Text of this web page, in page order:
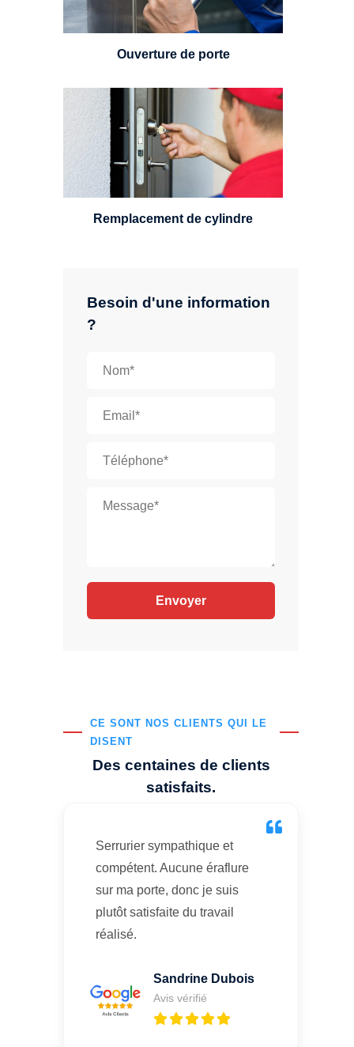
Besoin d'une information
?
CE SONT NOS CLIENTS QUI LE
DISENT
Des centaines de clients
satisfaits.
Serrurier sympathique et
compétent. Aucune éraflure
sur ma porte, donc je suis
plutôt satisfaite du travail
réalisé.
Sandrine Dubois
Avis vérifié
24h/7.
Ouverture de porte
Un serrurier sera en mesure de
choisir et remplacer un cylindre
standard, à 5 leviers ou à 3
leviers, Mul-T-Lock ou encore
multipoints.
Remplacement de cylindre